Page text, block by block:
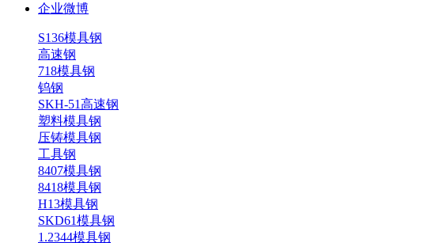
企业微博
S136模具钢
高速钢
718模具钢
钨钢
SKH-51高速钢
塑料模具钢
压铸模具钢
工具钢
8407模具钢
8418模具钢
H13模具钢
SKD61模具钢
1.2344模具钢